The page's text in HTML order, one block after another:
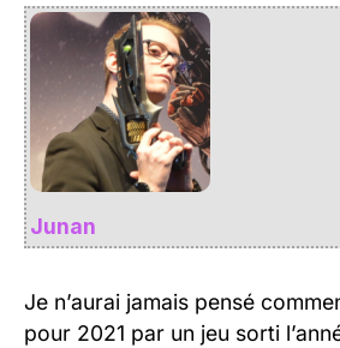
Junan
Je n’aurai jamais pensé
pour 2021 par un jeu sorti